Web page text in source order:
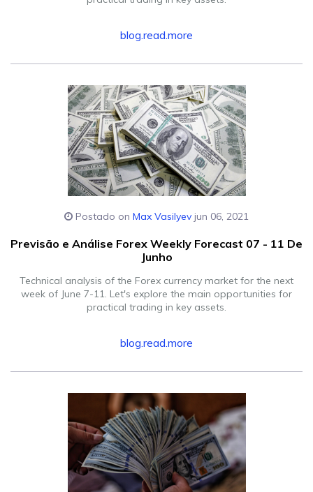
blog.read.more
Postado on Max Vasilyev jun 06, 2021
Previsão e Análise Forex Weekly Forecast 07 - 11 De
Junho
Technical analysis of the Forex currency market for the next
week of June 7-11. Let's explore the main opportunities for
practical trading in key assets.
blog.read.more